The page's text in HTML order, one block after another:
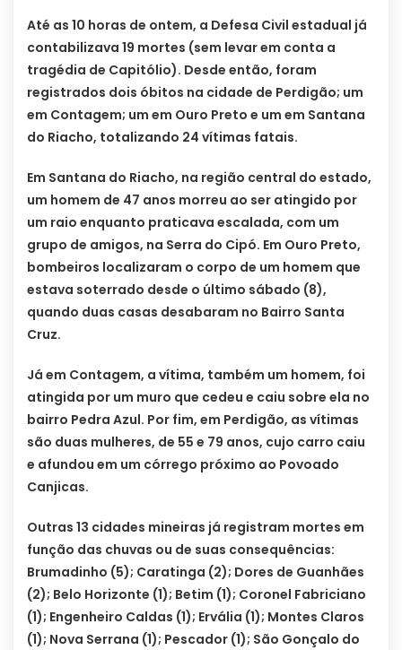
Até as 10 horas de ontem, a Defesa Civil estadual já
contabilizava 19 mortes (sem levar em conta a
tragédia de Capitólio). Desde então, foram
registrados dois óbitos na cidade de Perdigão; um
em Contagem; um em Ouro Preto e um em Santana
do Riacho, totalizando 24 vítimas fatais.
Em Santana do Riacho, na região central do estado,
um homem de 47 anos morreu ao ser atingido por
um raio enquanto praticava escalada, com um
grupo de amigos, na Serra do Cipó. Em Ouro Preto,
bombeiros localizaram o corpo de um homem que
estava soterrado desde o último sábado (8),
quando duas casas desabaram no Bairro Santa
Cruz.
Já em Contagem, a vítima, também um homem, foi
atingida por um muro que cedeu e caiu sobre ela no
bairro Pedra Azul. Por fim, em Perdigão, as vítimas
são duas mulheres, de 55 e 79 anos, cujo carro caiu
e afundou em um córrego próximo ao Povoado
Canjicas.
Outras 13 cidades mineiras já registram mortes em
função das chuvas ou de suas consequências:
Brumadinho (5); Caratinga (2); Dores de Guanhães
(2); Belo Horizonte (1); Betim (1); Coronel Fabriciano
(1); Engenheiro Caldas (1); Ervália (1); Montes Claros
(1); Nova Serrana (1); Pescador (1); São Gonçalo do